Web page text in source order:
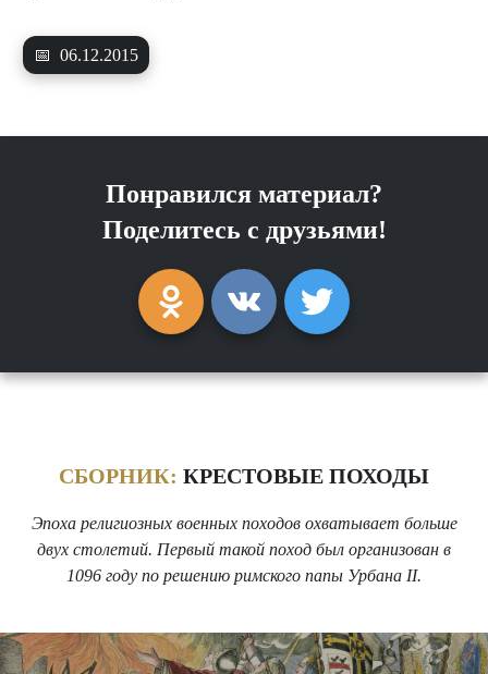
📅 06.12.2015
Понравился материал?
Поделитесь с друзьями!
СБОРНИК: КРЕСТОВЫЕ ПОХОДЫ
Эпоха религиозных военных походов охватывает больше
двух столетий. Первый такой поход был организован в
1096 году по решению римского папы Урбана II.